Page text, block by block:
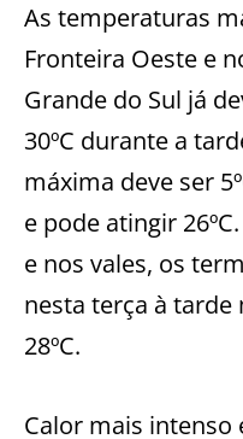
As temperaturas
Fronteira Oeste e
Grande do Sul já
30ºC durante a
máxima deve ser
e pode atingir
e nos vales, os
nesta terça à tarde
28ºC.
Calor mais intenso